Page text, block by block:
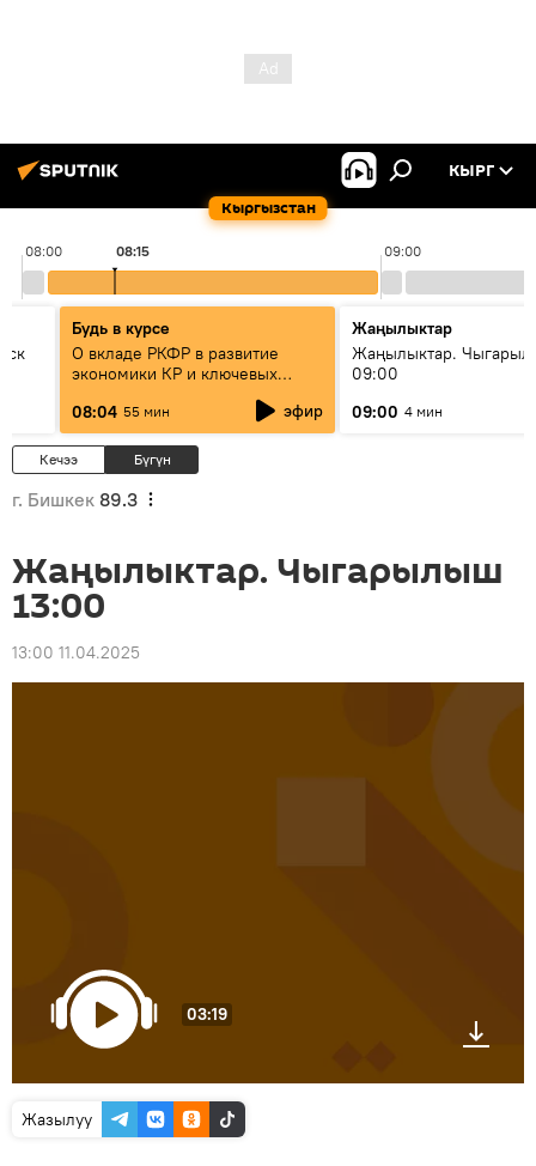
Кыргызстан
КЫРГ
08:00 09:00
08:15
Будь в курсе
О вкладе РКФР в развитие
экономики КР и ключевых
08:04 55 мин эфир
Жаңылыктар
Жаңылыктар.
09:00
09:00 4 мин
Кечээ Бүгүн
г. Бишкек 89.3
Жаңылыктар. Чыгарылыш
13:00
13:00 11.04.2025
03:19
Жазылуу